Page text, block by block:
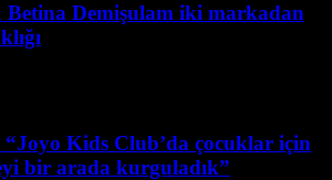
Betina Demişulam iki markadan
Kids Club’da çocuklar için
bir arada kurguladık”